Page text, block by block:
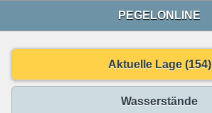
PEGELONLINE
Aktuelle Lage (154)
Wasserstände